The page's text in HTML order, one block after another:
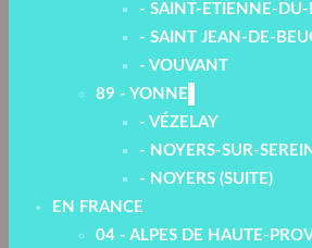
- SAINT-ETIENNE-DU-
- SAINT JEAN-DE-
- VOUVANT
89 - YONNE
- VÉZELAY
- NOYERS-SUR-SEREIN
- NOYERS (SUITE)
EN FRANCE
04 - ALPES DE HAUTE-